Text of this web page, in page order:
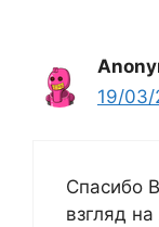
19/03/
Спасибо
взгляд